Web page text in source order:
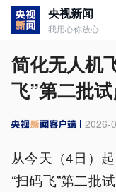
央视新闻
我用心你放心
简化无人机
飞”第二批
2026-
从今天（4日）
“扫码飞”第二批